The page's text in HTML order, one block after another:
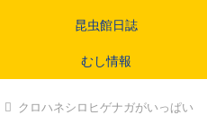
昆虫館日誌
むし情報
クロハネシロヒゲナガがいっぱい